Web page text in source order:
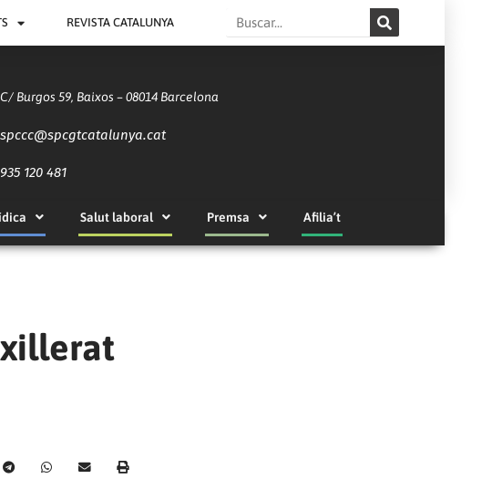
REVISTA CATALUNYA Search
C/ Burgos 59, Baixos – 08014 Barcelona
spccc@spcgtcatalunya.cat
935 120 481
Salut laboral Premsa Afilia’t